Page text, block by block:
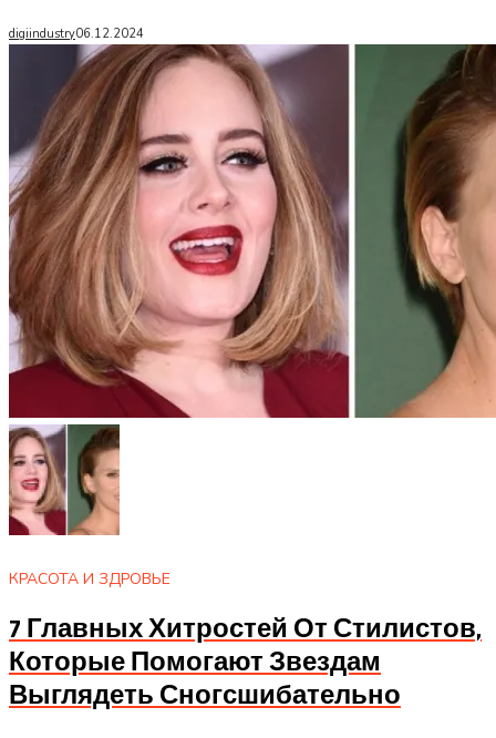
digiindustry06.12.2024
КРАСОТА И ЗДРОВЬЕ
7 Главных Хитростей От Стилистов,
Которые Помогают Звездам
Выглядеть Сногсшибательно